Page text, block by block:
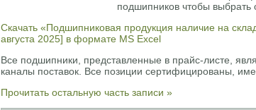
подшипников чтобы
Скачать «Подшипниковая продукция наличие на
августа 2025] в формате MS Excel
Все подшипники, представленные в прайс-листе,
каналы поставок. Все позиции сертифицированы,
Прочитать остальную часть записи »